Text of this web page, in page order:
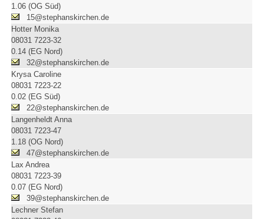
1.06 (OG Süd)
15@stephanskirchen.de
Hotter Monika
08031 7223-32
0.14 (EG Nord)
32@stephanskirchen.de
Krysa Caroline
08031 7223-22
0.02 (EG Süd)
22@stephanskirchen.de
Langenheldt Anna
08031 7223-47
1.18 (OG Nord)
47@stephanskirchen.de
Lax Andrea
08031 7223-39
0.07 (EG Nord)
39@stephanskirchen.de
Lechner Stefan